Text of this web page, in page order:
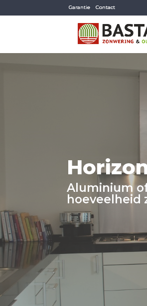
Garantie Contact
Aluminium
hoeveelheid